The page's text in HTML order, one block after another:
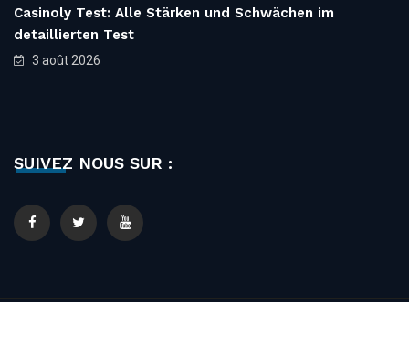
Casinoly Test: Alle Stärken und Schwächen im
detaillierten Test
3 août 2026
SUIVEZ NOUS SUR :